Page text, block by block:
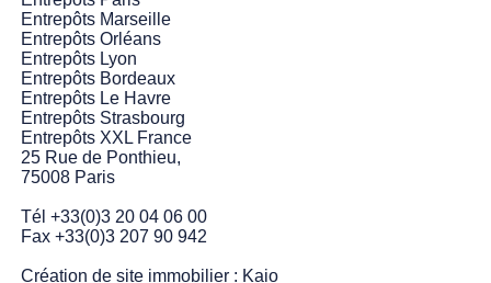
Entrepôts Marseille
Entrepôts Orléans
Entrepôts Lyon
Entrepôts Bordeaux
Entrepôts Le Havre
Entrepôts Strasbourg
Entrepôts XXL France
25 Rue de Ponthieu,
75008 Paris
Tél +33(0)3 20 04 06 00
Fax +33(0)3 207 90 942
Création de site immobilier : Kaio